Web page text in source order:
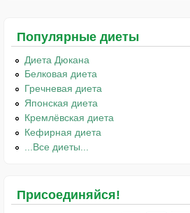
Популярные диеты
Диета Дюкана
Белковая диета
Гречневая диета
Японская диета
Кремлёвская диета
Кефирная диета
...Все диеты...
Присоединяйся!